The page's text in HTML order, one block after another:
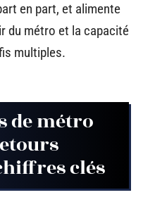
en part, et alimente
du métro et la capacité
multiples.
de métro
clés